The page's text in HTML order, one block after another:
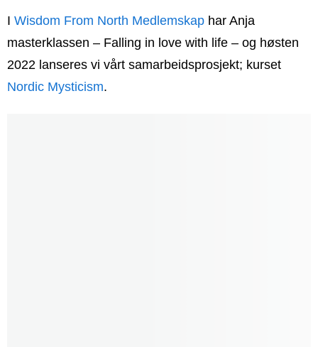
I Wisdom From North Medlemskap har Anja
masterklassen – Falling in love with life – og høsten
2022 lanseres vi vårt samarbeidsprosjekt; kurset
Nordic Mysticism.